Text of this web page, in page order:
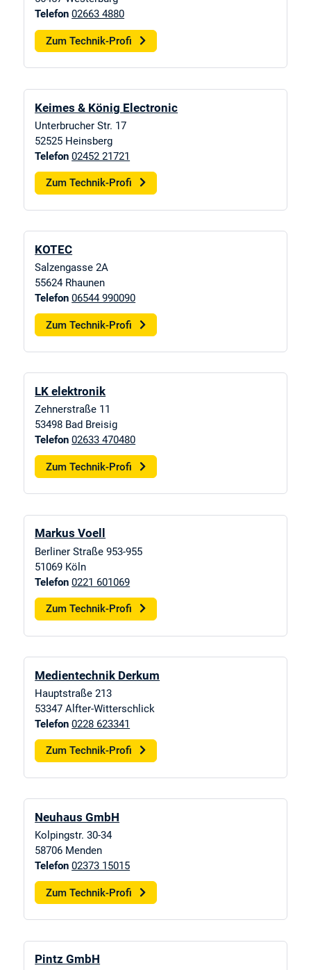
Telefon 02663 4880
Zum Technik-Profi
Keimes & König Electronic
Unterbrucher Str. 17
52525 Heinsberg
Telefon 02452 21721
Zum Technik-Profi
KOTEC
Salzengasse 2A
55624 Rhaunen
Telefon 06544 990090
Zum Technik-Profi
LK elektronik
Zehnerstraße 11
53498 Bad Breisig
Telefon 02633 470480
Zum Technik-Profi
Markus Voell
Berliner Straße 953-955
51069 Köln
Telefon 0221 601069
Zum Technik-Profi
Medientechnik Derkum
Hauptstraße 213
53347 Alfter-Witterschlick
Telefon 0228 623341
Zum Technik-Profi
Neuhaus GmbH
Kolpingstr. 30-34
58706 Menden
Telefon 02373 15015
Zum Technik-Profi
Pintz GmbH